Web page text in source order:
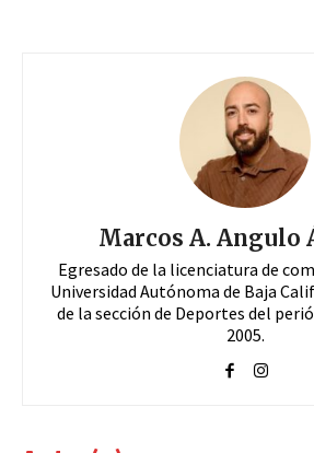
Marcos A. Angulo
Egresado de la licenciatura de
Universidad Autónoma de Baja
de la sección de Deportes del
2005.